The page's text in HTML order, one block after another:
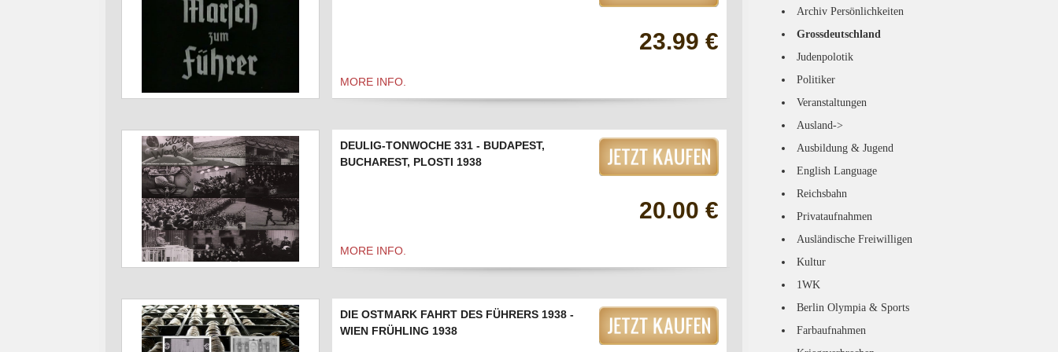
MORE INFO.
23.99 €
DEULIG-TONWOCHE 331 - BUDAPEST,
BUCHAREST, PLOSTI 1938
MORE INFO.
20.00 €
DIE OSTMARK FAHRT DES FÜHRERS 1938 -
WIEN FRÜHLING 1938
Archiv Persönlichkeiten
Grossdeutschland
Judenpolotik
Politiker
Veranstaltungen
Ausland->
Ausbildung & Jugend
English Language
Reichsbahn
Privataufnahmen
Ausländische Freiwilligen
Kultur
1WK
Berlin Olympia & Sports
Farbaufnahmen